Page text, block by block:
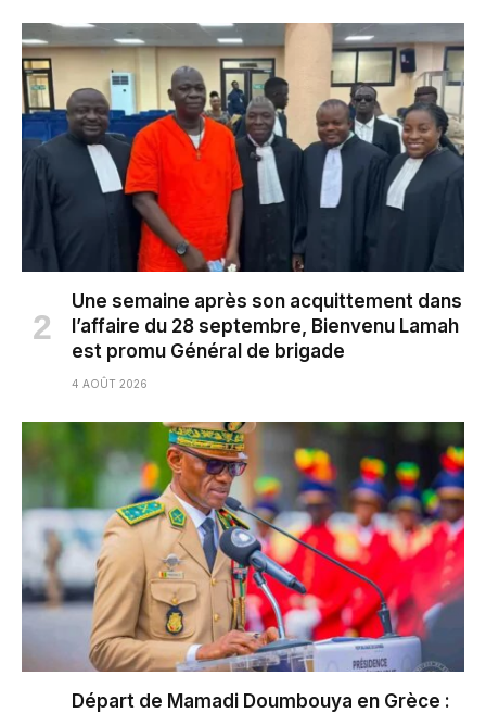
Une semaine après son acquittement dans
l’affaire du 28 septembre, Bienvenu Lamah
est promu Général de brigade
4 AOÛT 2026
Départ de Mamadi Doumbouya en Grèce :